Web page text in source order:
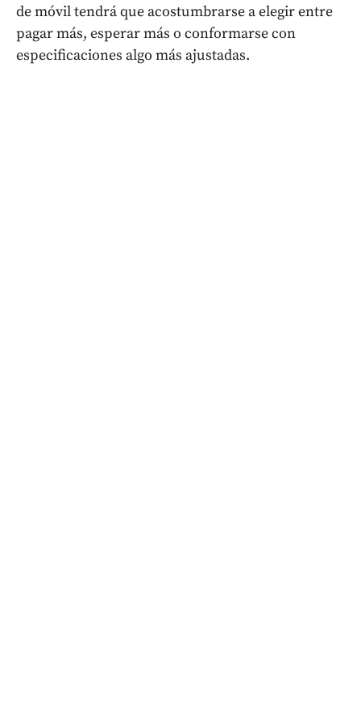
de móvil tendrá que acostumbrarse a elegir entre
pagar más, esperar más o conformarse con
especificaciones algo más ajustadas.